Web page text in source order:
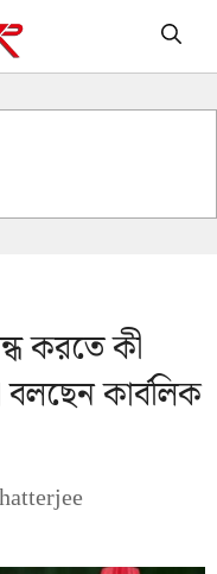
করতে কী
কার্বলিক